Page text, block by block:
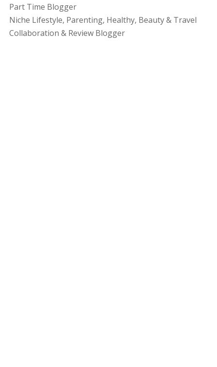
Part Time Blogger
Niche Lifestyle, Parenting, Healthy, Beauty & Travel
Collaboration & Review Blogger